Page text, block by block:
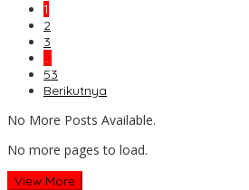
1
2
3
…
53
Berikutnya
No More Posts Available.
No more pages to load.
View More